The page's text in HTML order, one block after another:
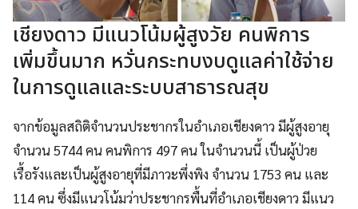
เชียงดาว มีแนวโน้มผู้สูงวัย คนพิการ
เพิ่มขึ้นมาก หวั่นกระทบงบดูแลค่าใช้จ่าย
ในการดูแลและระบบสาธารณสุข
จากข้อมูลสถิติจำนวนประชากรในอำเภอเชียงดาว มีผู้สูงอายุ
จำนวน 5744 คน คนพิการ 497 คน ในจำนวนนี้ เป็นผู้ป่วย
เรื้อรังและเป็นผู้สูงอายุที่มีภาวะพึ่งพิง จำนวน 1753 คน และ
114 คน ซึ่งมีแนวโน้มว่าประชากรพื้นที่อำเภอเชียงดาว มีแนว